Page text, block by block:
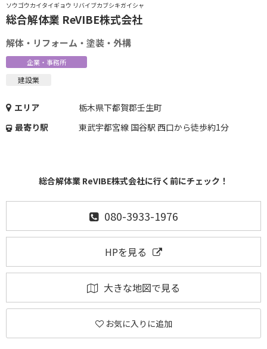
ソウゴウカイタイギョウ リバイブカブシキガイシャ
総合解体業 ReVIBE株式会社
解体・リフォーム・塗装・外構
企業・事務所
建設業
エリア
栃木県下都賀郡壬生町
最寄り駅
東武宇都宮線 国谷駅 西口から徒歩約1分
総合解体業 ReVIBE株式会社に行く前にチェック！
080-3933-1976
HPを見る
大きな地図で見る
お気に入りに追加